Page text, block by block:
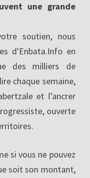
une grande
soutien, nous
d'Enbata.Info en
des milliers de
chaque semaine,
et l’ancrer
ouverte
si vous ne pouvez
soit son montant,